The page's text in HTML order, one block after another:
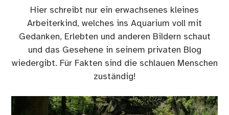
Hier schreibt nur ein erwachsenes kleines
Arbeiterkind, welches ins Aquarium voll mit
Gedanken, Erlebten und anderen Bildern schaut
und das Gesehene in seinem privaten Blog
wiedergibt. Für Fakten sind die schlauen Menschen
zuständig!